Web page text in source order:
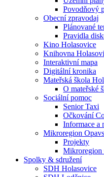
Povodňový
Obecní zpravodaj
Plánované
Pravidla
Kino Holasovice
Knihovna
Interaktivní mapa
Digitální kronika
Mateřská škola
O mateřské
Sociální pomoc
Senior Taxi
Očkování
Informace a
Mikroregion
Projekty
Mikroregion
Spolky & sdružení
SDH Holasovice